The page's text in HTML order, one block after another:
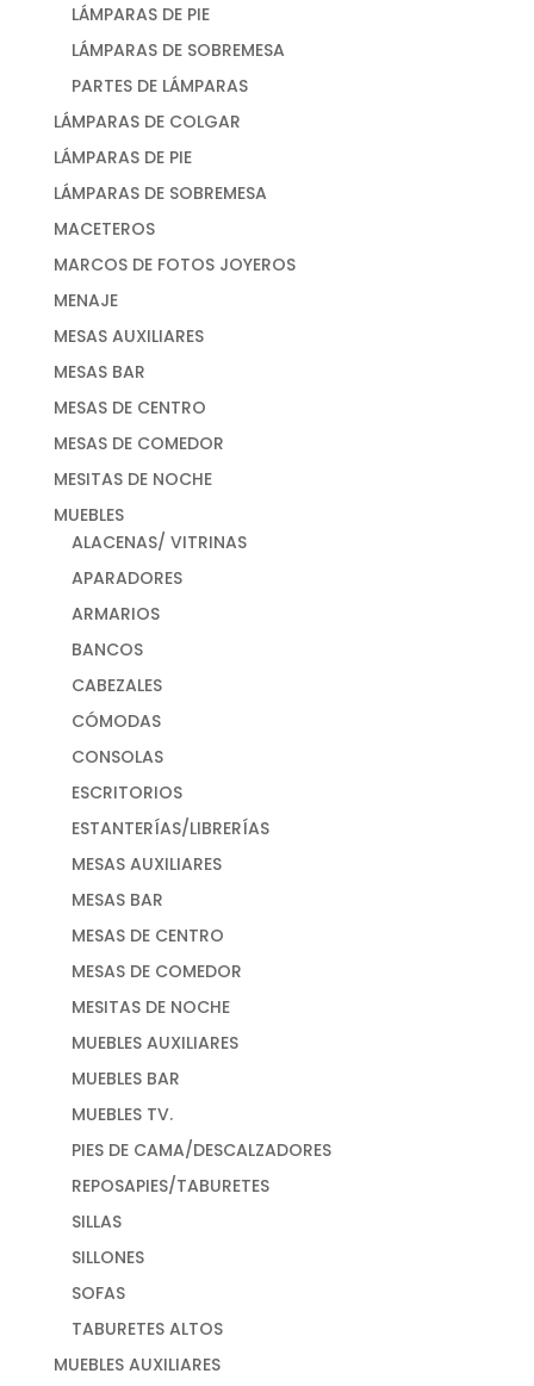
LÁMPARAS DE PIE
LÁMPARAS DE SOBREMESA
PARTES DE LÁMPARAS
LÁMPARAS DE COLGAR
LÁMPARAS DE PIE
LÁMPARAS DE SOBREMESA
MACETEROS
MARCOS DE FOTOS JOYEROS
MENAJE
MESAS AUXILIARES
MESAS BAR
MESAS DE CENTRO
MESAS DE COMEDOR
MESITAS DE NOCHE
MUEBLES
ALACENAS/ VITRINAS
APARADORES
ARMARIOS
BANCOS
CABEZALES
CÓMODAS
CONSOLAS
ESCRITORIOS
ESTANTERÍAS/LIBRERÍAS
MESAS AUXILIARES
MESAS BAR
MESAS DE CENTRO
MESAS DE COMEDOR
MESITAS DE NOCHE
MUEBLES AUXILIARES
MUEBLES BAR
MUEBLES TV.
PIES DE CAMA/DESCALZADORES
REPOSAPIES/TABURETES
SILLAS
SILLONES
SOFAS
TABURETES ALTOS
MUEBLES AUXILIARES